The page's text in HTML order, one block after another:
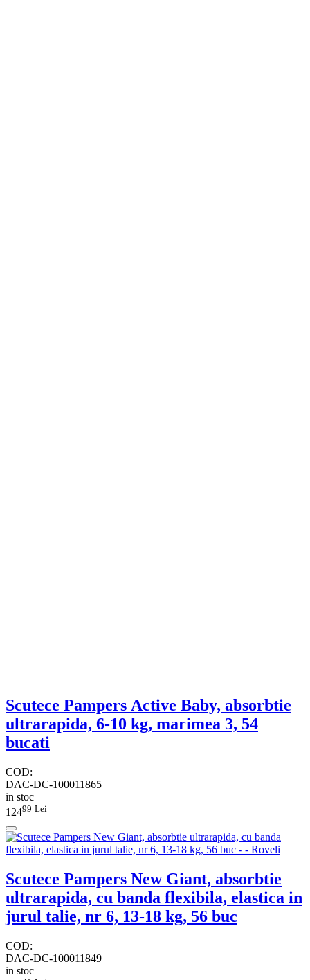
Scutece Pampers Active Baby, absorbtie
ultrarapida, 6-10 kg, marimea 3, 54
bucati
COD:
DAC-DC-100011865
in stoc
12499 Lei
Scutece Pampers New Giant, absorbtie
ultrarapida, cu banda flexibila, elastica in
jurul talie, nr 6, 13-18 kg, 56 buc
COD:
DAC-DC-100011849
in stoc